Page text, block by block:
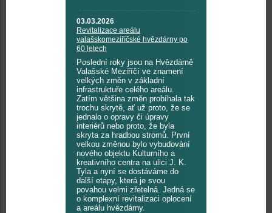
03.03.2026
Revitalizace areálu
valašskomeziříčské hvězdárny po
60 letech
Poslední roky jsou na Hvězdárně
Valašské Meziříčí ve znamení
velkých změn v základní
infrastruktuře celého areálu.
Zatím většina změn probíhala tak
trochu skrytě, ať už proto, že se
jednalo o opravy či úpravy
interiérů nebo proto, že byla
skryta za hradbou stromů. První
velkou změnou bylo vybudování
nového objektu Kulturního a
kreativního centra na ulici J. K.
Tyla a nyní se dostáváme do
další etapy, která je svou
povahou velmi zřetelná. Jedná se
o komplexní revitalizaci oplocení
a areálu hvězdárny.